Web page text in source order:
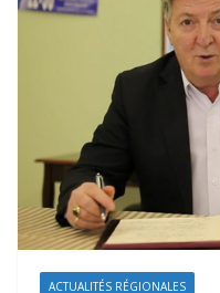
ACTUALITÉS RÉGIONALES